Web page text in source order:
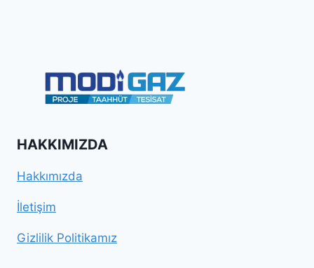
HAKKIMIZDA
Hakkımızda
İletişim
Gizlilik Politikamız